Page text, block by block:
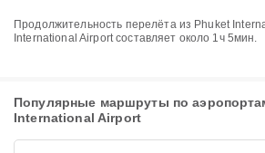
Продолжительность перелёта из Phuket International Airport в Penang
International Airport составляет около 1ч 5мин.
Популярные маршруты по
International Airport